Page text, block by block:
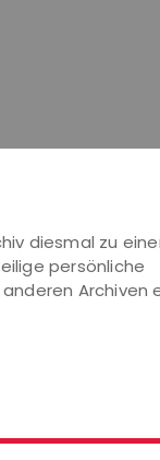
diesmal zu
persönliche
Archiven